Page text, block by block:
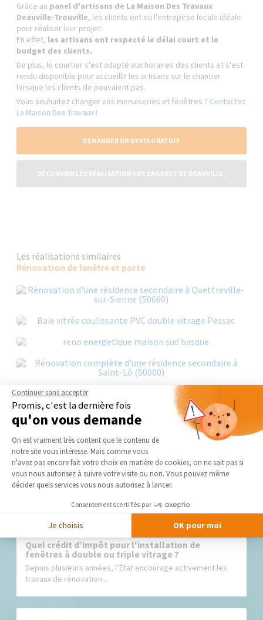
Grâce au panel d'artisans de La Maison Des Travaux
Deauville-Trouville, les clients ont eu l'entrepirse locale idéale
pour réaliser leur projet.
En effet, les artisans ont respecté le délai court et le
budget des clients.
De plus, le courtier s'est adapté aux horaires des clients et s'est
rendu disponible pour accueillir les artisans sur le chantier
lorsque les clients de pouvaient pas.
Vous souhaitez changer vos menuiseries et fenêtres ? Contactez
La Maison Des Travaux !
DEMANDER UN DEVIS GRATUIT
DÉCOUVRIR LES RÉALISATIONS DE L'AGENCE DE DEAUVILLE,
Les réalisations similaires
Rénovation de fenêtre et porte
Nos derniers conseils et actus
Quel crédit d’impôt pour l'installation de
fenêtres à double ou triple vitrage ?
Depuis plusieurs années, l’État encourage activement les
travaux de rénovation...
Continuer sans accepter
Promis, c'est la dernière fois
qu'on vous demande
Plateforme de Gestion du
On est vraiment très content que le contenu de
notre site vous intéresse. Mais comme vous
n'avez pas encore fait votre choix en matière de cookies, on ne sait pas si
vous nous autorisez à suivre votre visite ou non. Vous pouvez même
décider quels services vous nous autorisez à lancer.
Consentements certifiés par
Je choisis OK pour moi
Axeptio consent